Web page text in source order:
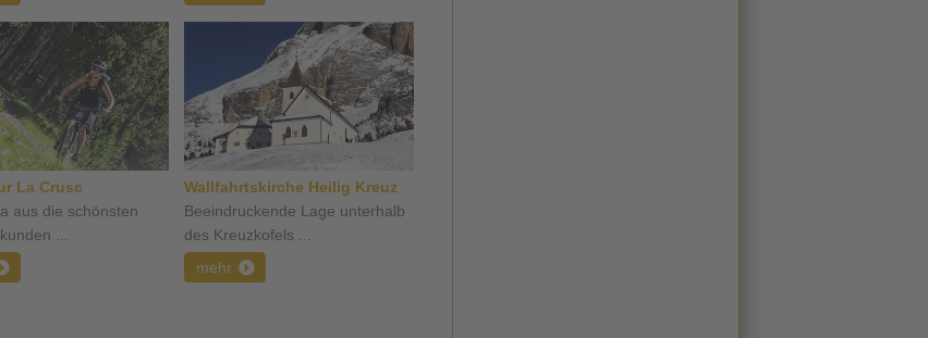
La Crusc
aus die schönsten
...
Wallfahrtskirche Heilig Kreuz
Beeindruckende Lage unterhalb
des Kreuzkofels ...
mehr